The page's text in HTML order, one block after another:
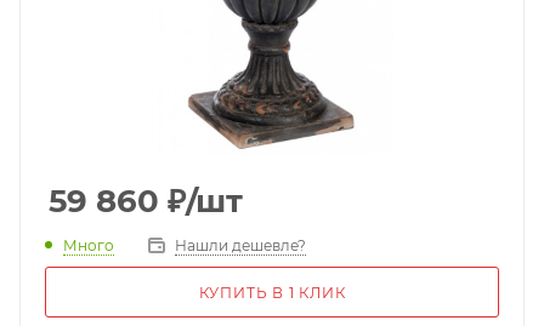
59 860 ₽/шт
Много Нашли дешевле?
КУПИТЬ В 1 КЛИК